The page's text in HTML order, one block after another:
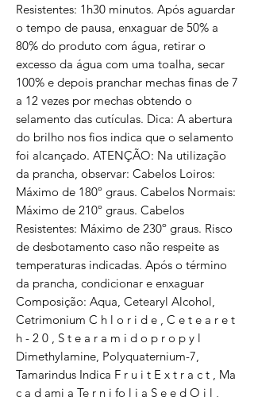
Resistentes: 1h30 minutos. Após aguardar
o tempo de pausa, enxaguar de 50% a
80% do produto com água, retirar o
excesso da água com uma toalha, secar
100% e depois pranchar mechas finas de 7
a 12 vezes por mechas obtendo o
selamento das cutículas. Dica: A abertura
do brilho nos fios indica que o selamento
foi alcançado. ATENÇÃO: Na utilização
da prancha, observar: Cabelos Loiros:
Máximo de 180º graus. Cabelos Normais:
Máximo de 210º graus. Cabelos
Resistentes: Máximo de 230º graus. Risco
de desbotamento caso não respeite as
temperaturas indicadas. Após o término
da prancha, condicionar e enxaguar
Composição: Aqua, Cetearyl Alcohol,
Cetrimonium C h l o r i d e , C e t e a r e t
h - 2 0 , S t e a r a m i d o p r o p y l
Dimethylamine, Polyquaternium-7,
Tamarindus Indica F r u i t E x t r a c t , Ma
c a d ami a Te r n i fo l i a S e e d O i l ,